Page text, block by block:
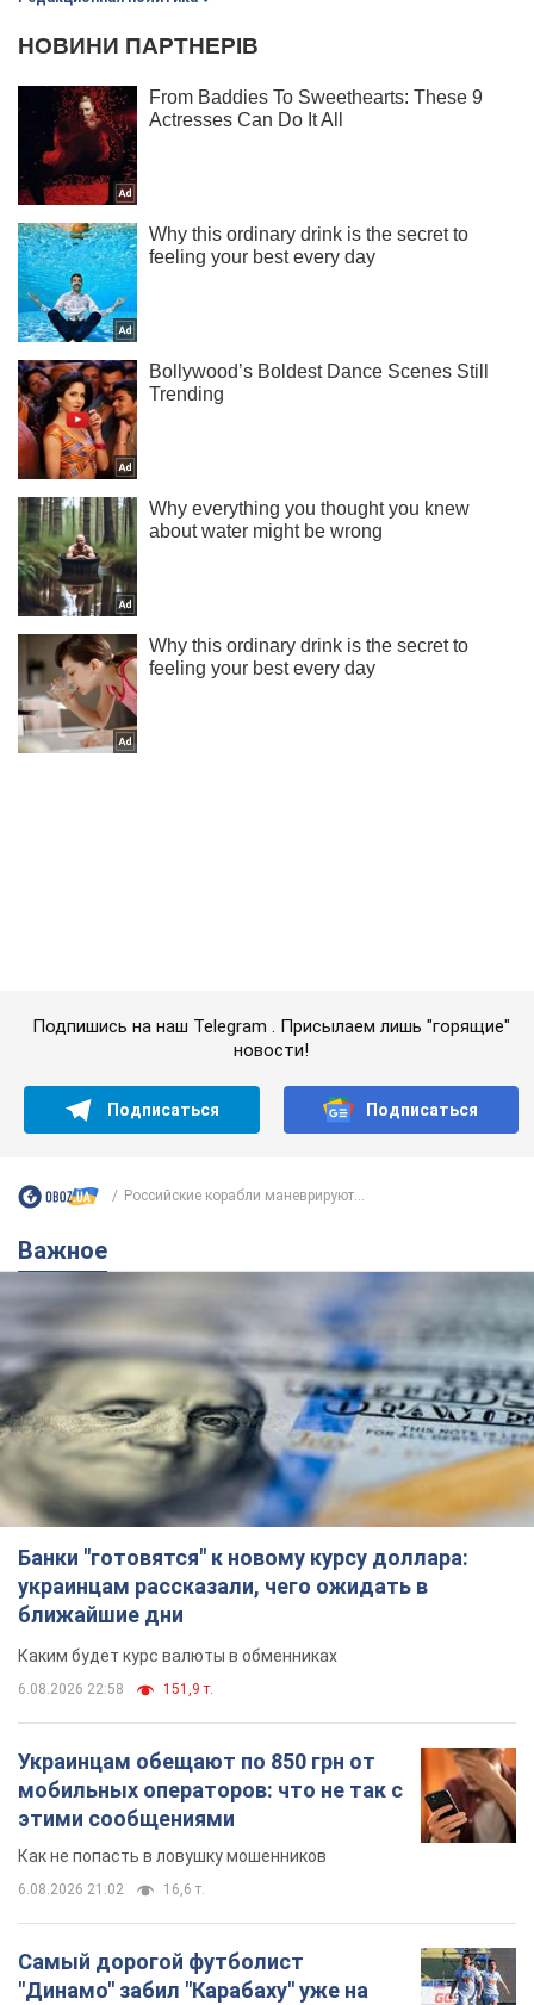
Важное
Банки "готовятся" к новому курсу доллара:
украинцам рассказали, чего ожидать в
ближайшие дни
Каким будет курс валюты в обменниках
6.08.2026 22:58 151,9 т.
Украинцам обещают по 850 грн от
мобильных операторов: что не так с
этими сообщениями
Как не попасть в ловушку мошенников
6.08.2026 21:02 16,6 т.
Самый дорогой футболист
"Динамо" забил "Карабаху" уже на
10-й минуте матча. Видео
Поединок проходит в Польше
6.08.2026 20:48 7,0 т.